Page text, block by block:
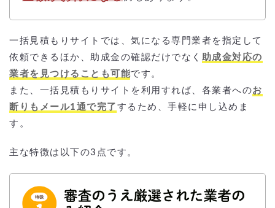
一括見積もりサイトでは、気になる専門業者を指定して
依頼できるほか、助成金の確認だけでなく 助成金対応の
業者を見つけることも可能です。
また、一括見積もりサイトを利用すれば、各業者へのお
断りもメール1通で完了 するため、手軽に申し込めま
す。
主な特徴は以下の3点です。